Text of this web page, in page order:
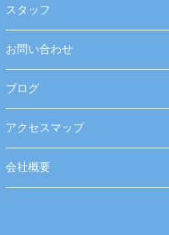
スタッフ
お問い合わせ
ブログ
アクセスマップ
会社概要